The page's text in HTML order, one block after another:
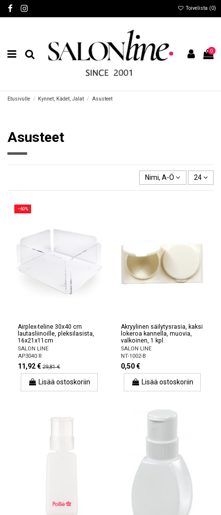
Toivelista (0)
0
Etusivulle Kynnet, Kädet, Jalat Asusteet
Asusteet
Nimi, A-Ö 24
−60%
Airplex-teline 30x40 cm
lautasliinoille, pleksilasista,
16x21x11cm
SALON LINE
AP3040 R
11,92 € 29,81 €
Lisää ostoskoriin
Akryylinen säilytysrasia, kaksi
lokeroa kannella, muovia,
valkoinen, 1 kpl.
SALON LINE
NT-1002-B
0,50 €
Lisää ostoskoriin